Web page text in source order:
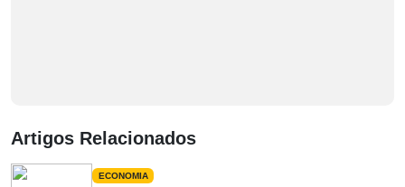
Artigos Relacionados
ECONOMIA